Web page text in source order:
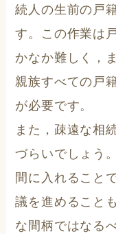
続人の生前の戸
す。この作業は
かなか難しく，
親族すべての戸
が必要です。
また，疎遠な相
づらいでしょう
間に入れること
議を進めること
な間柄ではなる